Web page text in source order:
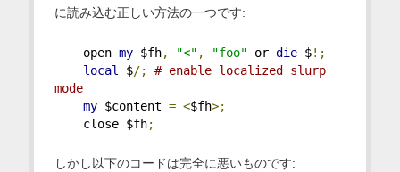
に読み込む正しい方法の一つです:
open my $fh, "<" , "foo" or die $!;
local $/;
# enable localized slurp
mode
my $content = <$fh>;
close $fh;
しかし以下のコードは完全に悪いものです: